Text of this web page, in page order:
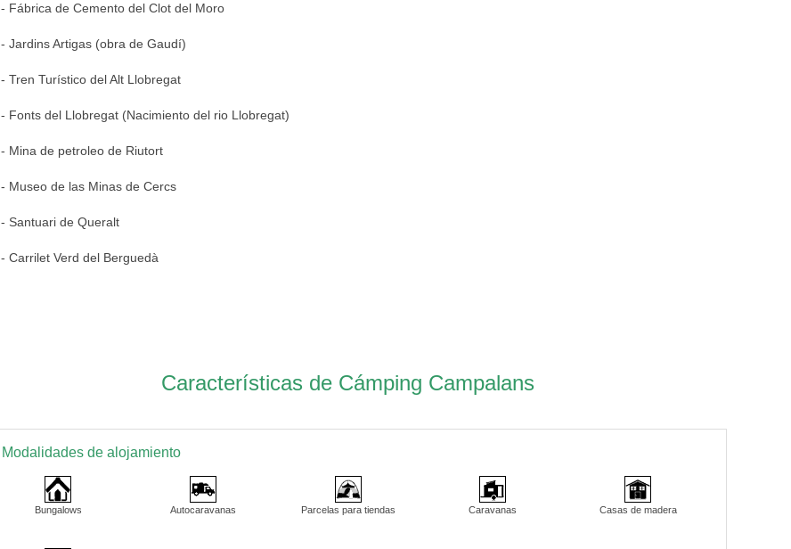
- Fábrica de Cemento del Clot del Moro
- Jardins Artigas (obra de Gaudí)
- Tren Turístico del Alt Llobregat
- Fonts del Llobregat (Nacimiento del rio Llobregat)
- Mina de petroleo de Riutort
- Museo de las Minas de Cercs
- Santuari de Queralt
- Carrilet Verd del Berguedà
Características de Cámping Campalans
Modalidades de alojamiento
Bungalows Autocaravanas Parcelas para tiendas Caravanas Casas de madera